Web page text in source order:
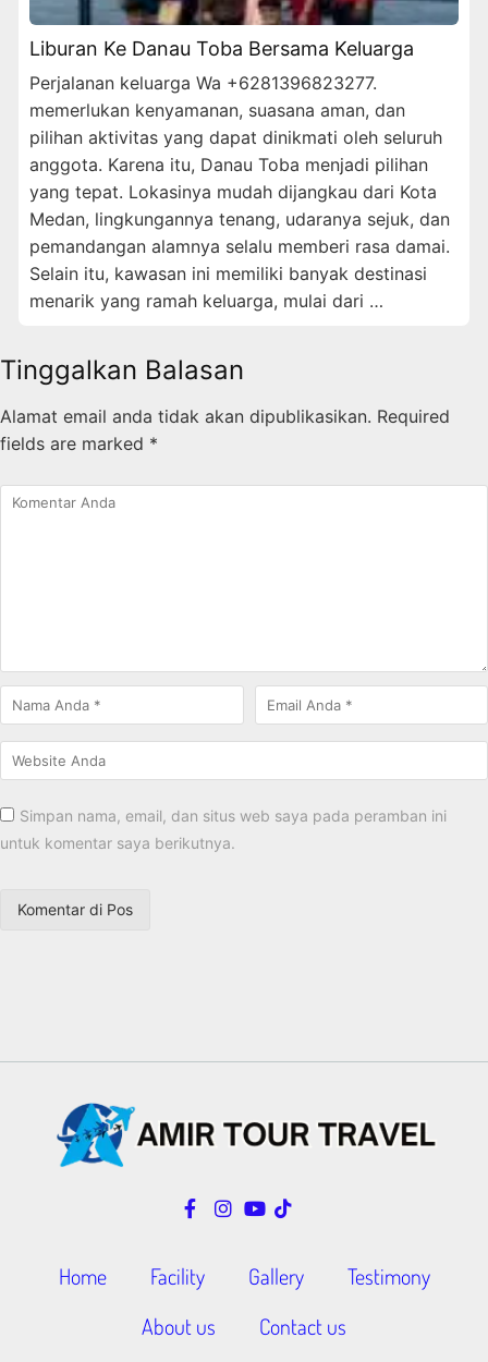
Liburan Ke Danau Toba Bersama Keluarga
Perjalanan keluarga Wa +6281396823277.
memerlukan kenyamanan, suasana aman, dan
pilihan aktivitas yang dapat dinikmati oleh seluruh
anggota. Karena itu, Danau Toba menjadi pilihan
yang tepat. Lokasinya mudah dijangkau dari Kota
Medan, lingkungannya tenang, udaranya sejuk, dan
pemandangan alamnya selalu memberi rasa damai.
Selain itu, kawasan ini memiliki banyak destinasi
menarik yang ramah keluarga, mulai dari …
Tinggalkan Balasan
Alamat email anda tidak akan dipublikasikan. Required
fields are marked *
Simpan nama, email, dan situs web saya pada peramban ini
untuk komentar saya berikutnya.
Home Facility Gallery
Testimony
About us
Contact us